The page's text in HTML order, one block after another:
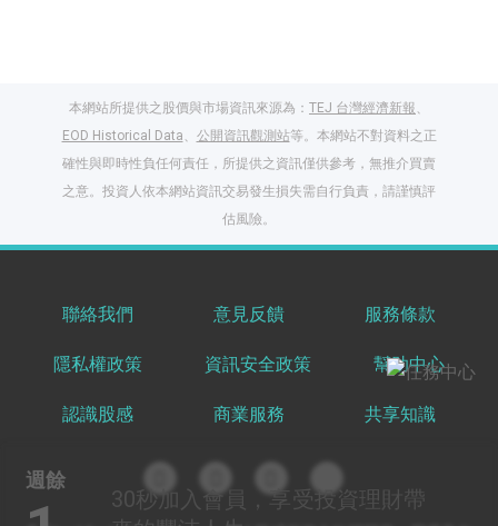
週餘
30秒加入會員，享受投資理財帶
本網站所提供之股價與市場資訊來源為： TEJ 台灣經濟新報、
EOD Historical Data、 公開資訊觀測站等。本網站不對資料之正
確性與即時性負任何責任，所提供之資訊僅供參考，無推介買賣
之意。投資人依本網站資訊交易發生損失需自行負責，請謹慎評
估風險。
聯絡我們 意見反饋 服務條款
隱私權政策 資訊安全政策 幫助中心
認識股感 商業服務 共享知識
出國就缺這咖？股